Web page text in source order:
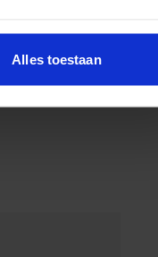
Alles toestaan